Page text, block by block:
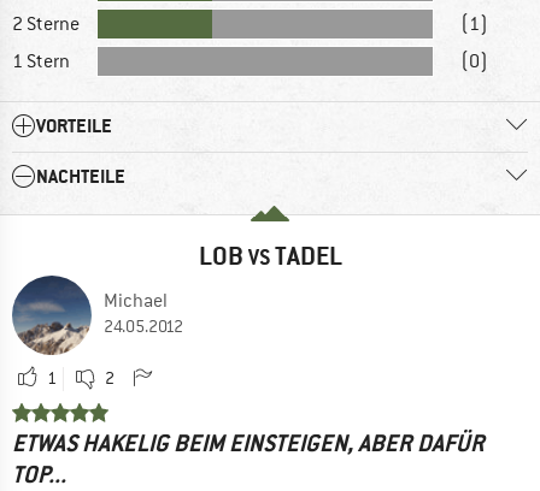
2 Sterne
(1)
1 Stern
(0)
VORTEILE
NACHTEILE
LOB VSTADEL
Michael
24.05.2012
1 2
ETWAS HAKELIG BEIM EINSTEIGEN, ABER DAFÜR
TOP...